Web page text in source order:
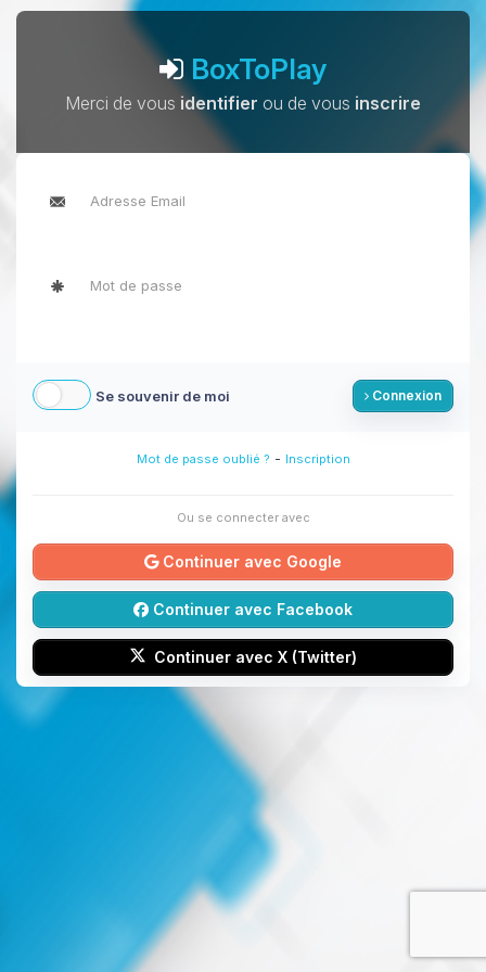
BoxToPlay
Merci de vous identifier ou de vous inscrire
Se souvenir de moi Connexion
Mot de passe oublié ? - Inscription
Ou se connecter avec
Continuer avec Google
Continuer avec Facebook
Continuer avec X (Twitter)